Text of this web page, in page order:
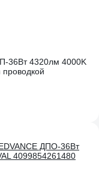
36Вт 4320лм 4000K